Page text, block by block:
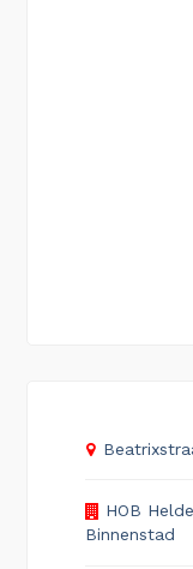
HOB
Binnenstad